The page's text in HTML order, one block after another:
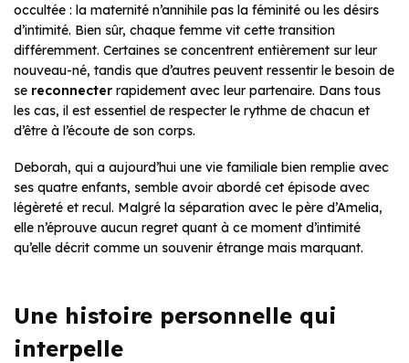
occultée : la maternité n’annihile pas la féminité ou les désirs
d’intimité. Bien sûr, chaque femme vit cette transition
différemment. Certaines se concentrent entièrement sur leur
nouveau-né, tandis que d’autres peuvent ressentir le besoin de
se reconnecter rapidement avec leur partenaire. Dans tous
les cas, il est essentiel de respecter le rythme de chacun et
d’être à l’écoute de son corps.
Deborah, qui a aujourd’hui une vie familiale bien remplie avec
ses quatre enfants, semble avoir abordé cet épisode avec
légèreté et recul. Malgré la séparation avec le père d’Amelia,
elle n’éprouve aucun regret quant à ce moment d’intimité
qu’elle décrit comme un souvenir étrange mais marquant.
Une histoire personnelle qui
interpelle